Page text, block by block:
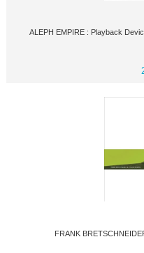
ALEPH EMPIRE : Playback
FRANK